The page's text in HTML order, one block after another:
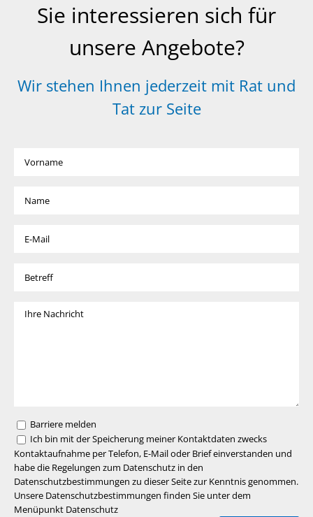
Sie interessieren sich für
unsere Angebote?
Wir stehen Ihnen jederzeit mit Rat und
Tat zur Seite
Barriere melden
Ich bin mit der Speicherung meiner Kontaktdaten zwecks
Kontaktaufnahme per Telefon, E-Mail oder Brief einverstanden und
habe die Regelungen zum Datenschutz in den
Datenschutzbestimmungen zu dieser Seite zur Kenntnis genommen.
Unsere Datenschutzbestimmungen finden Sie unter dem
Menüpunkt Datenschutz